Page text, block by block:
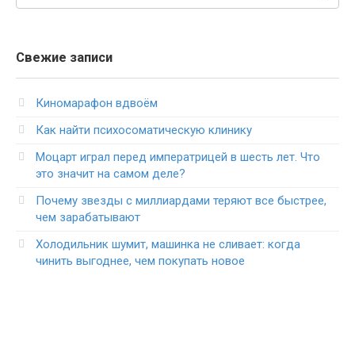
Свежие записи
Киномарафон вдвоём
Как найти психосоматическую клинику
Моцарт играл перед императрицей в шесть лет. Что
это значит на самом деле?
Почему звезды с миллиардами теряют все быстрее,
чем зарабатывают
Холодильник шумит, машинка не сливает: когда
чинить выгоднее, чем покупать новое